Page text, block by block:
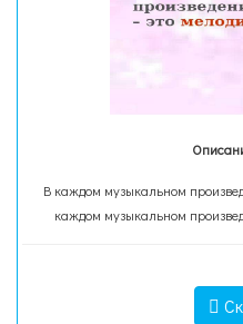
В каждом музыкальном
каждом музыкальном